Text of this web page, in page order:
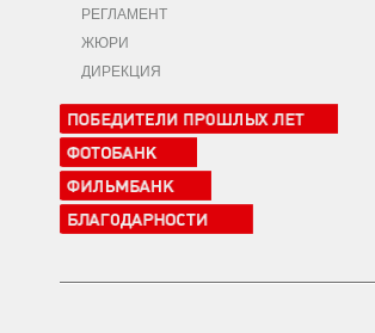
РЕГЛАМЕНТ
ЖЮРИ
ДИРЕКЦИЯ